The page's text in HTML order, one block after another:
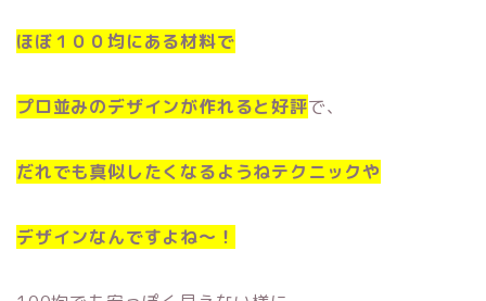
ほぼ１００均にある材料で
プロ並みのデザインが作れると好評で、
だれでも真似したくなるようねテクニックや
デザインなんですよね〜！